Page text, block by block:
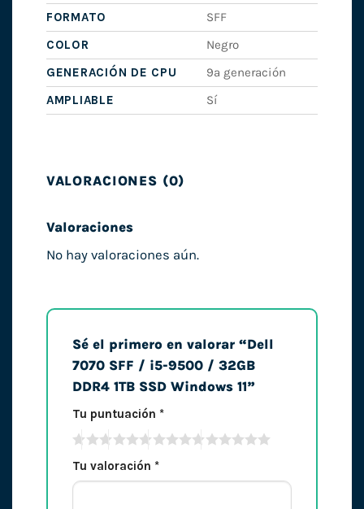
FORMATO
SFF
COLOR
Negro
GENERACIÓN DE CPU
9ª generación
AMPLIABLE
Sí
VALORACIONES (0)
Valoraciones
No hay valoraciones aún.
Sé el primero en valorar “Dell
7070 SFF / i5-9500 / 32GB
DDR4 1TB SSD Windows 11”
Tu puntuación *
Tu valoración *